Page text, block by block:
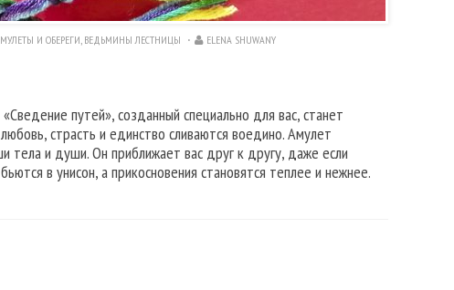
И ОБЕРЕГИ, ВЕДЬМИНЫ ЛЕСТНИЦЫ ELENA SHUWANY
путей», созданный специально для вас, станет
страсть и единство сливаются воедино. Амулет
тела и души. Он приближает вас друг к другу, даже если
в унисон, а прикосновения становятся теплее и нежнее.